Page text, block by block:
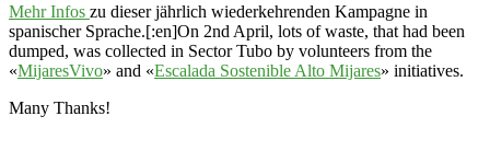
Mehr Infos zu dieser jährlich wiederkehrenden Kampagne in
spanischer Sprache.[:en]On 2nd April, lots of waste, that had been
dumped, was collected in Sector Tubo by volunteers from the
«MijaresVivo» and «Escalada Sostenible Alto Mijares» initiatives.
Many Thanks!